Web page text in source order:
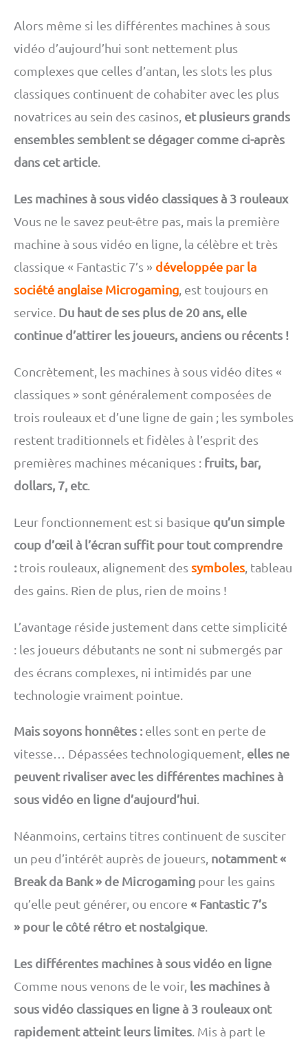
Alors même si les différentes machines à sous
vidéo d’aujourd’hui sont nettement plus
complexes que celles d’antan, les slots les plus
classiques continuent de cohabiter avec les plus
novatrices au sein des casinos, et plusieurs grands
ensembles semblent se dégager comme ci-après
dans cet article.
Les machines à sous vidéo classiques à 3 rouleaux
Vous ne le savez peut-être pas, mais la première
machine à sous vidéo en ligne, la célèbre et très
classique « Fantastic 7’s » développée par la
société anglaise Microgaming, est toujours en
service. Du haut de ses plus de 20 ans, elle
continue d’attirer les joueurs, anciens ou récents !
Concrètement, les machines à sous vidéo dites «
classiques » sont généralement composées de
trois rouleaux et d’une ligne de gain ; les symboles
restent traditionnels et fidèles à l’esprit des
premières machines mécaniques : fruits, bar,
dollars, 7, etc.
Leur fonctionnement est si basique qu’un simple
coup d’œil à l’écran suffit pour tout comprendre
: trois rouleaux, alignement dessymboles , tableau
des gains. Rien de plus, rien de moins !
L’avantage réside justement dans cette simplicité
: les joueurs débutants ne sont ni submergés par
des écrans complexes, ni intimidés par une
technologie vraiment pointue.
Mais soyons honnêtes : elles sont en perte de
vitesse… Dépassées technologiquement, elles ne
peuvent rivaliser avec les différentes machines à
sous vidéo en ligne d’aujourd’hui.
Néanmoins, certains titres continuent de susciter
un peu d’intérêt auprès de joueurs, notamment «
Break da Bank » de Microgaming pour les gains
qu’elle peut générer, ou encore « Fantastic 7’s
» pour le côté rétro et nostalgique.
Les différentes machines à sous vidéo en ligne
Comme nous venons de le voir, les machines à
sous vidéo classiques en ligne à 3 rouleaux ont
rapidement atteint leurs limites . Mis à part le